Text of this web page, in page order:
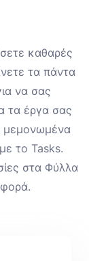
καθαρές
τα πάντα
να σας
τα έργα σας
μεμονωμένα
το Tasks.
στα Φύλλα